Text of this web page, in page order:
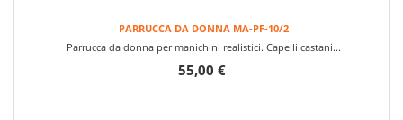
PARRUCCA DA DONNA MA-PF-10/2
Parrucca da donna per manichini realistici. Capelli castani...
55,00 €